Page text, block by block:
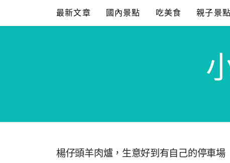
content
最新文章 國內景點 吃美食 親子景點
楊仔頭羊肉爐，生意好到有自己的停車場